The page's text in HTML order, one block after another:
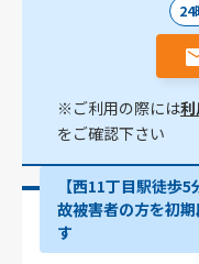
24
※ご利用の際には
をご確認下さい
【西11丁目駅徒歩
故被害者の方を初
す